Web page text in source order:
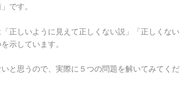
です。
正しいように見えて正しくない説」「正しくない
示しています。
と思うので、実際に５つの問題を解いてみてくだ